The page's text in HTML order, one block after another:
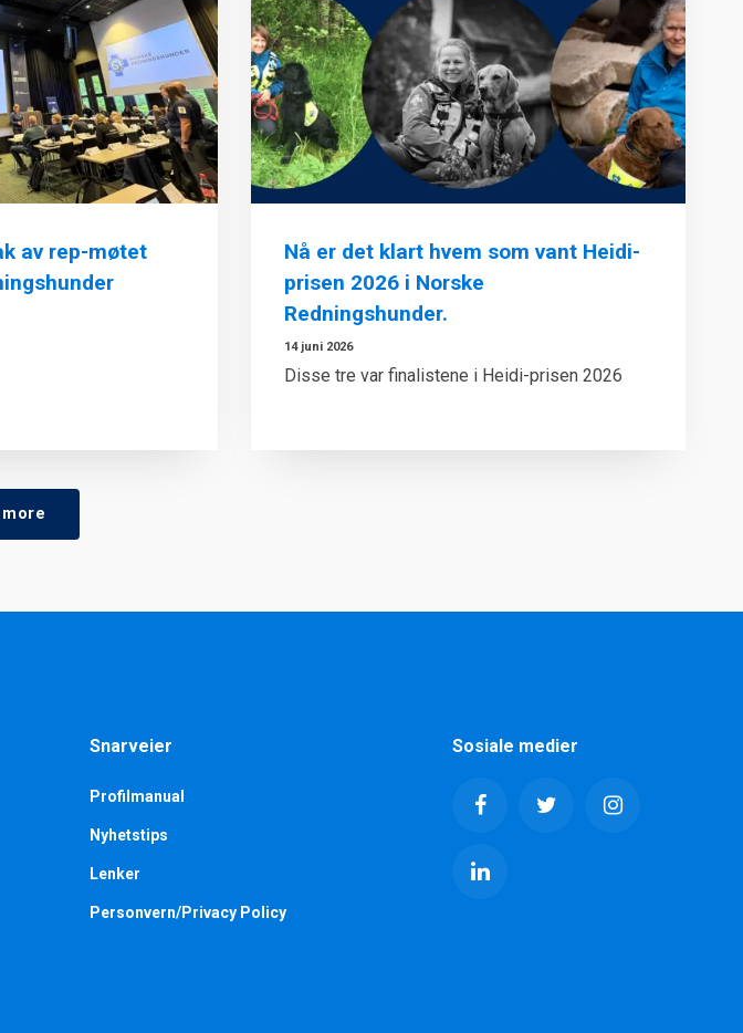
av rep-møtet
Nå er det klart hvem som vant Heidi-
prisen 2026 i Norske
Redningshunder.
14 juni 2026
Disse tre var finalistene i Heidi-prisen 2026
Snarveier
Profilmanual
Nyhetstips
Lenker
Personvern/Privacy Policy
Sosiale medier